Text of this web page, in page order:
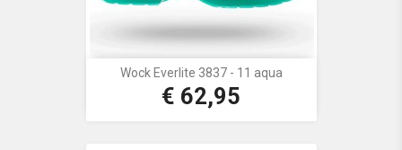
Wock Everlite 3837 - 11 aqua
Prijs
€ 62,95